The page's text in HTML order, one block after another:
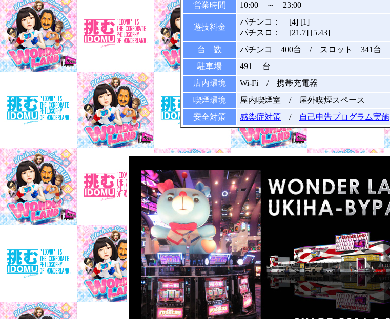
営業時間
10:00 ～ 23:00
遊技料金
パチンコ： [4] [1]
パチスロ： [21.7] [5.43]
台 数
パチンコ 400台 / スロット 341台
駐車場
491 台
店内環境
Wi-Fi / 携帯充電器
喫煙環境
屋内喫煙室 / 屋外喫煙スペース
安全対策
感染症対策 / 自己申告プログラム実施